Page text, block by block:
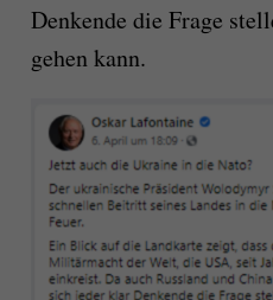
Denkende die Frage
gehen kann.